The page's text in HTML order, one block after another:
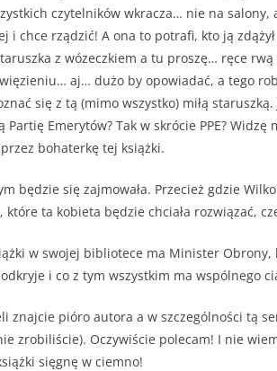
czytelników wkracza… nie na salony,
i chce rządzić! A ona to potrafi, kto ją
z wózeczkiem a tu proszę… ręce
aj… dużo by opowiadać, a tego
się z tą (mimo wszystko) miłą
Emerytów? Tak w skrócie PPE? Widzę
bohaterkę tej książki.
będzie się zajmowała. Przecież gdzie
ta kobieta będzie chciała rozwiązać,
w swojej bibliotece ma Minister Obrony,
i co z tym wszystkim ma wspólnego
znajcie pióro autora a w szczególności tą
zrobiliście). Oczywiście polecam! I nie
sięgnę w ciemno!